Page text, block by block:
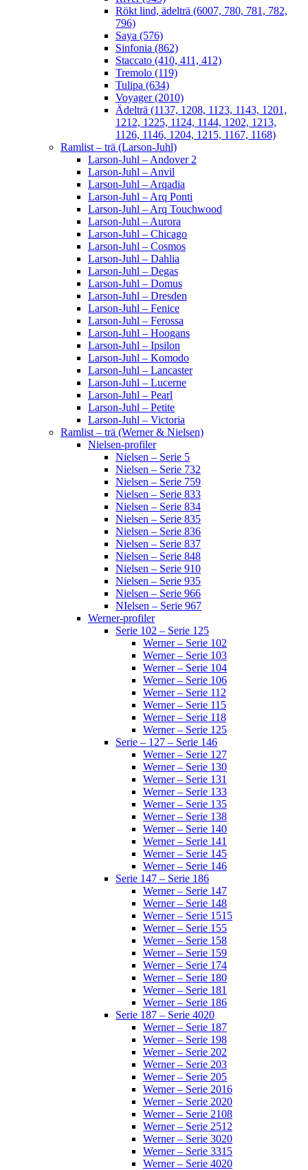
Rökt lind, ädelträ (6007, 780, 781, 782,
796)
Saya (576)
Sinfonia (862)
Staccato (410, 411, 412)
Tremolo (119)
Tulipa (634)
Voyager (2010)
Ädelträ (1137, 1208, 1123, 1143, 1201,
1212, 1225, 1124, 1144, 1202, 1213,
1126, 1146, 1204, 1215, 1167, 1168)
Ramlist – trä (Larson-Juhl)
Larson-Juhl – Andover 2
Larson-Juhl – Anvil
Larson-Juhl – Arqadia
Larson-Juhl – Arq Ponti
Larson-Juhl – Arq Touchwood
Larson-Juhl – Aurora
Larson-Juhl – Chicago
Larson-Juhl – Cosmos
Larson-Juhl – Dahlia
Larson-Juhl – Degas
Larson-Juhl – Domus
Larson-Juhl – Dresden
Larson-Juhl – Fenice
Larson-Juhl – Ferossa
Larson-Juhl – Hoogans
Larson-Juhl – Ipsilon
Larson-Juhl – Komodo
Larson-Juhl – Lancaster
Larson-Juhl – Lucerne
Larson-Juhl – Pearl
Larson-Juhl – Petite
Larson-Juhl – Victoria
Ramlist – trä (Werner & Nielsen)
Nielsen-profiler
Nielsen – Serie 5
Nielsen – Serie 732
Nielsen – Serie 759
Nielsen – Serie 833
Nielsen – Serie 834
Nielsen – Serie 835
Nielsen – Serie 836
Nielsen – Serie 837
Nielsen – Serie 848
Nielsen – Serie 910
Nielsen – Serie 935
Nielsen – Serie 966
NIelsen – Serie 967
Werner-profiler
Serie 102 – Serie 125
Werner – Serie 102
Werner – Serie 103
Werner – Serie 104
Werner – Serie 106
Werner – Serie 112
Werner – Serie 115
Werner – Serie 118
Werner – Serie 125
Serie – 127 – Serie 146
Werner – Serie 127
Werner – Serie 130
Werner – Serie 131
Werner – Serie 133
Werner – Serie 135
Werner – Serie 138
Werner – Serie 140
Werner – Serie 141
Werner – Serie 145
Werner – Serie 146
Serie 147 – Serie 186
Werner – Serie 147
Werner – Serie 148
Werner – Serie 1515
Werner – Serie 155
Werner – Serie 158
Werner – Serie 159
Werner – Serie 174
Werner – Serie 180
Werner – Serie 181
Werner – Serie 186
Serie 187 – Serie 4020
Werner – Serie 187
Werner – Serie 198
Werner – Serie 202
Werner – Serie 203
Werner – Serie 205
Werner – Serie 2016
Werner – Serie 2020
Werner – Serie 2108
Werner – Serie 2512
Werner – Serie 3020
Werner – Serie 3315
Werner – Serie 4020